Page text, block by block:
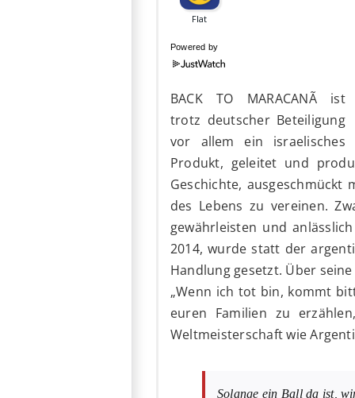
Powered by
BACK TO MARACANÃ ist
trotz deutscher Beteiligung
vor allem ein israelisches
Produkt, geleitet und
Geschichte, ausgeschmückt
des Lebens zu vereinen.
gewährleisten und
2014, wurde statt der
Handlung gesetzt. Über
„Wenn ich tot bin, kommt
euren Familien zu
Weltmeisterschaft wie
Solange ein Ball da ist,